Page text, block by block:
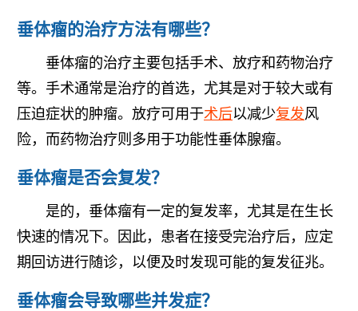
垂体瘤的治疗方法有哪些？
垂体瘤的治疗主要包括手术、放疗和药物治疗
等。手术通常是治疗的首选，尤其是对于较大或有
压迫症状的肿瘤。放疗可用于术后以减少复发风
险，而药物治疗则多用于功能性垂体腺瘤。
垂体瘤是否会复发？
是的，垂体瘤有一定的复发率，尤其是在生长
快速的情况下。因此，患者在接受完治疗后，应定
期回访进行随诊，以便及时发现可能的复发征兆。
垂体瘤会导致哪些并发症？